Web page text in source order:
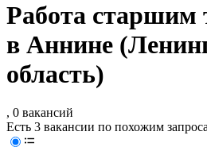
Работа старшим
в Аннине
область)
, 0 вакансий
Есть 3 вакансии по похожим